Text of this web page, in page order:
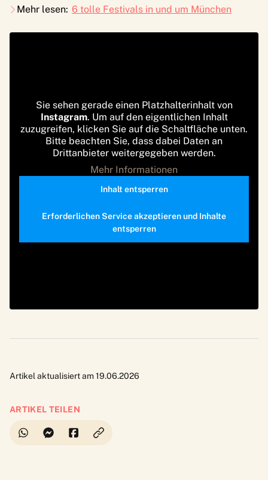
Mehr lesen: 6 tolle Festivals in und um München
Sie sehen gerade einen Platzhalterinhalt von
Instagram. Um auf den eigentlichen Inhalt
zuzugreifen, klicken Sie auf die Schaltfläche unten.
Bitte beachten Sie, dass dabei Daten an
Drittanbieter weitergegeben werden.
Mehr Informationen
Inhalt entsperren
Erforderlichen Service akzeptieren und Inhalte
entsperren
Artikel aktualisiert am 19.06.2026
ARTIKEL TEILEN